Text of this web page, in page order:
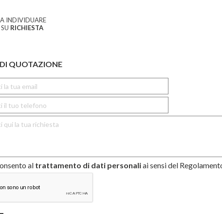
INDIVIDUARE
RICHIESTA
QUOTAZIONE
al trattamento di dati personaliai sensi del